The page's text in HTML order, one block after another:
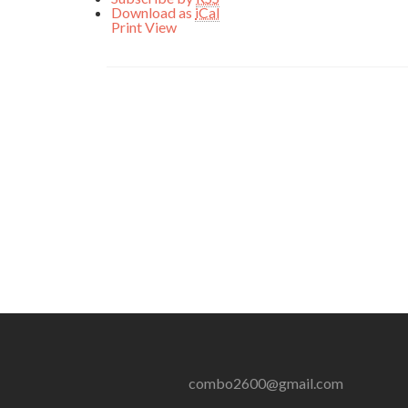
Download as iCal
PrintView
combo2600@gmail.com